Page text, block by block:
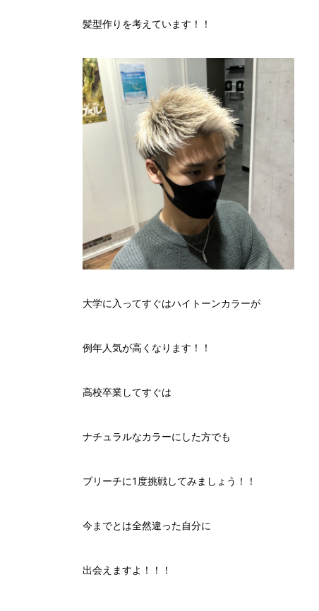
髪型作りを考えています！！
大学に入ってすぐはハイトーンカラーが
例年人気が高くなります！！
高校卒業してすぐは
ナチュラルなカラーにした方でも
ブリーチに1度挑戦してみましょう！！
今までとは全然違った自分に
出会えますよ！！！